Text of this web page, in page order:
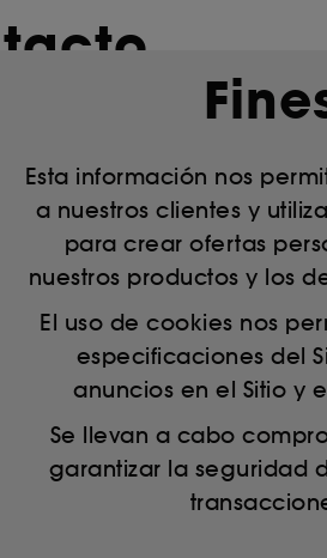
Esta información nos
a nuestros clientes y
para crear ofertas
nuestros productos y los
El uso de cookies nos
especificaciones del
anuncios en el Sitio y
Se llevan a cabo
garantizar la seguridad
contacto con nosotros:
de lunes a sábado de
la llamada podrá grabarse,